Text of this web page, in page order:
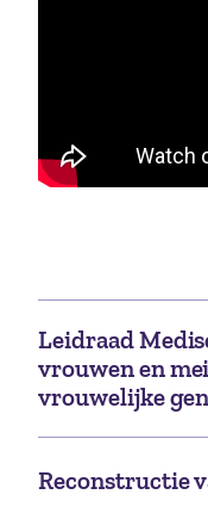
Leidraad
vrouwen en
vrouwelijke
Reconstructie